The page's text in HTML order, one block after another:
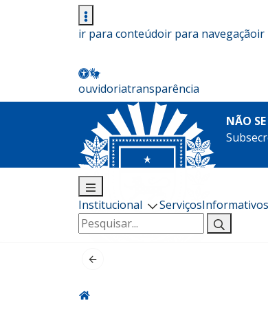
ir para conteúdoir para navegaçãoir
ouvidoriatransparência
NÃO
Institucional ServiçosInformativos
Pesquisar
por: